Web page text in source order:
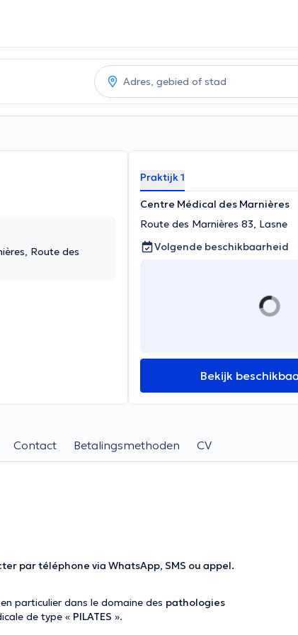
Route des
Praktijk 1
Centre Médical des Marnières
Route des Marnières 83, Lasne
Volgende beschikbaarheid
Bekijk
Contact Betalingsmethoden CV
par téléphone via WhatsApp, SMS ou appel.
particulier dans le domaine des pathologies
de type « PILATES ».